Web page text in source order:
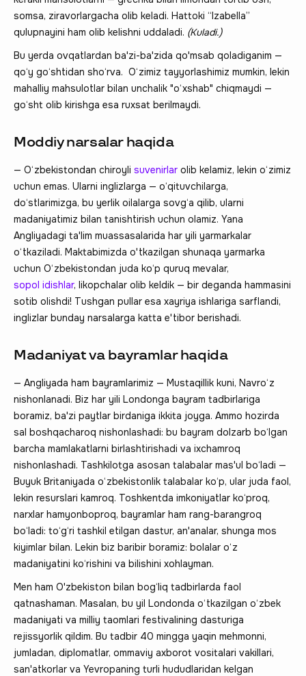
somsa, ziravorlargacha olib keladi. Hattoki “Izabella”
qulupnayini ham olib kelishni uddaladi. (Kuladi.)
Bu yerda ovqatlardan ba'zi-ba'zida qo'msab qoladiganim —
qo‘y go‘shtidan sho‘rva. O‘zimiz tayyorlashimiz mumkin, lekin
mahalliy mahsulotlar bilan unchalik "o‘xshab" chiqmaydi —
go‘sht olib kirishga esa ruxsat berilmaydi.
Moddiy narsalar haqida
— O‘zbekistondan chiroyli suvenirlar olib kelamiz, lekin o‘zimiz
uchun emas. Ularni inglizlarga — o‘qituvchilarga,
do‘stlarimizga, bu yerlik oilalarga sovg‘a qilib, ularni
madaniyatimiz bilan tanishtirish uchun olamiz. Yana
Angliyadagi ta'lim muassasalarida har yili yarmarkalar
o‘tkaziladi. Maktabimizda o'tkazilgan shunaqa yarmarka
uchun O‘zbekistondan juda ko‘p quruq mevalar,
sopol idishlar, likopchalar olib keldik — bir deganda hammasini
sotib olishdi! Tushgan pullar esa xayriya ishlariga sarflandi,
inglizlar bunday narsalarga katta e'tibor berishadi.
Madaniyat va bayramlar haqida
— Angliyada ham bayramlarimiz — Mustaqillik kuni, Navro‘z
nishonlanadi. Biz har yili Londonga bayram tadbirlariga
boramiz, ba'zi paytlar birdaniga ikkita joyga. Ammo hozirda
sal boshqacharoq nishonlashadi: bu bayram dolzarb bo‘lgan
barcha mamlakatlarni birlashtirishadi va ixchamroq
nishonlashadi. Tashkilotga asosan talabalar mas'ul bo‘ladi —
Buyuk Britaniyada o‘zbekistonlik talabalar ko‘p, ular juda faol,
lekin resurslari kamroq. Toshkentda imkoniyatlar ko‘proq,
narxlar hamyonboproq, bayramlar ham rang-barangroq
bo‘ladi: to‘g‘ri tashkil etilgan dastur, an'analar, shunga mos
kiyimlar bilan. Lekin biz baribir boramiz: bolalar o‘z
madaniyatini ko‘rishini va bilishini xohlayman.
Men ham O'zbekiston bilan bog‘liq tadbirlarda faol
qatnashaman. Masalan, bu yil Londonda o‘tkazilgan o‘zbek
madaniyati va milliy taomlari festivalining dasturiga
rejissyorlik qildim. Bu tadbir 40 mingga yaqin mehmonni,
jumladan, diplomatlar, ommaviy axborot vositalari vakillari,
san'atkorlar va Yevropaning turli hududlaridan kelgan